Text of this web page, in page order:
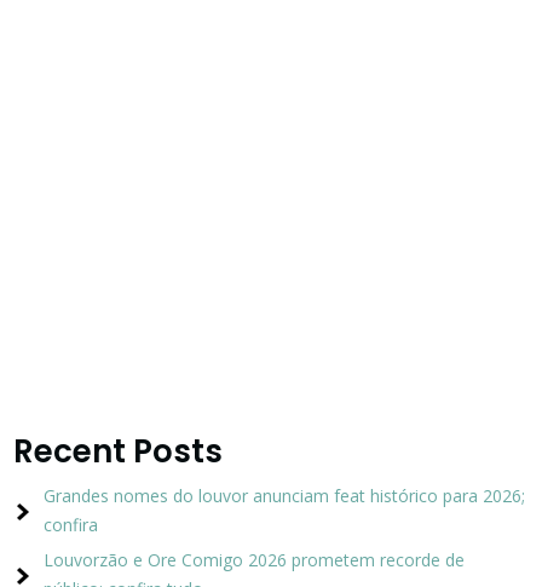
Recent Posts
Grandes nomes do louvor anunciam feat histórico para 2026;
confira
Louvorzão e Ore Comigo 2026 prometem recorde de